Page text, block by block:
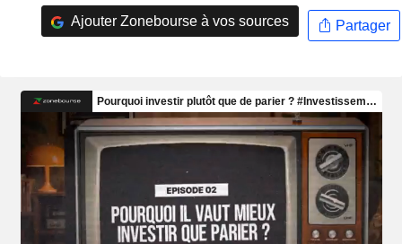
Ajouter Zonebourse à vos sources Partager